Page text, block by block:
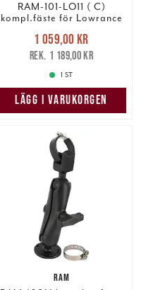
RAM-101-LO11 ( C)
kompl.fäste för Lowrance
Nuvarande pris
1 059,00 krTidigare pris
1 189,00 kr
1 059,00 kr
1 189,00 kr
1 ST
LÄGG I VARUKORGEN
RAM